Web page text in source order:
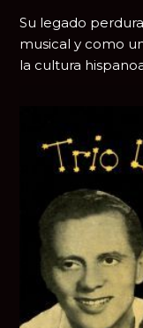
Su legado
musical y como
la cultura